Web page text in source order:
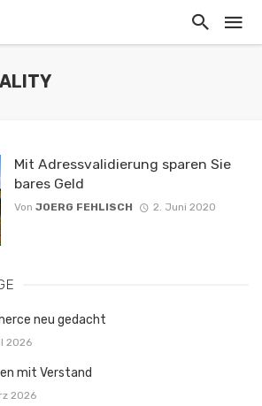
Mit Adressvalidierung sparen Sie
bares Geld
Von JOERG FEHLISCH 2. Juni 2020
neu gedacht
2026
mit Verstand
2026